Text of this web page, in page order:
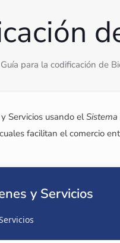
Guía para la codificación de
Servicios usando el
facilitan el comercio
y Servicios